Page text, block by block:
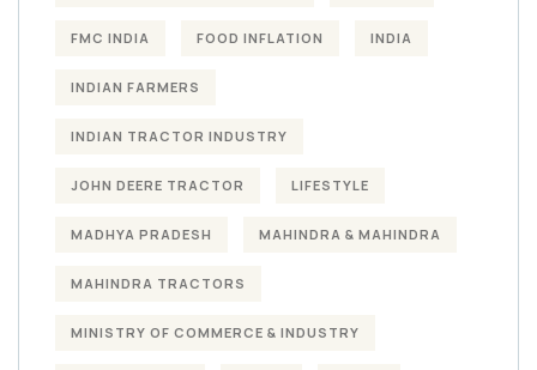
FMC INDIA FOOD INFLATION INDIA
INDIAN FARMERS
INDIAN TRACTOR INDUSTRY
JOHN DEERE TRACTOR LIFESTYLE
MADHYA PRADESH MAHINDRA & MAHINDRA
MAHINDRA TRACTORS
MINISTRY OF COMMERCE & INDUSTRY